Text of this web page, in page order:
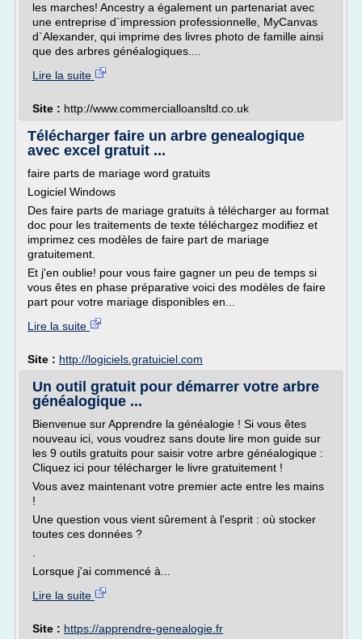
les marches! Ancestry a également un partenariat avec
une entreprise d`impression professionnelle, MyCanvas
d`Alexander, qui imprime des livres photo de famille ainsi
que des arbres généalogiques....
Lire la suite
Site : http://www.commercialloansltd.co.uk
Télécharger faire un arbre genealogique
avec excel gratuit ...
faire parts de mariage word gratuits
Logiciel Windows
Des faire parts de mariage gratuits à télécharger au format
doc pour les traitements de texte téléchargez modifiez et
imprimez ces modèles de faire part de mariage
gratuitement.
Et j'en oublie! pour vous faire gagner un peu de temps si
vous êtes en phase préparative voici des modèles de faire
part pour votre mariage disponibles en...
Lire la suite
Site : http://logiciels.gratuiciel.com
Un outil gratuit pour démarrer votre arbre
généalogique ...
Bienvenue sur Apprendre la généalogie ! Si vous êtes
nouveau ici, vous voudrez sans doute lire mon guide sur
les 9 outils gratuits pour saisir votre arbre généalogique :
Cliquez ici pour télécharger le livre gratuitement !
Vous avez maintenant votre premier acte entre les mains
!
Une question vous vient sûrement à l'esprit : où stocker
toutes ces données ?
Lorsque j'ai commencé à...
Lire la suite
Site : https://apprendre-genealogie.fr